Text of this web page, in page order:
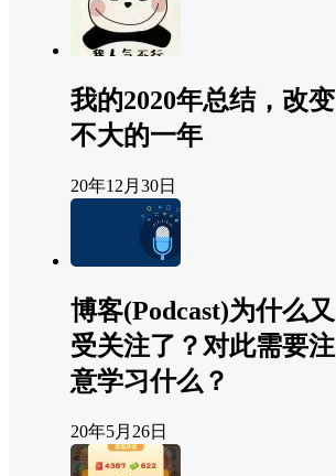
我的2020年总结，改变
不大的一年
20年12月30日
博客(Podcast)为什么又
受关注了？对此需要注
意学习什么？
20年5月26日